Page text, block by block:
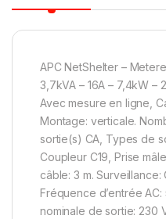
APC NetShelter –
3,7kVA – 16A – 7,4kW –
Avec mesure en ligne,
Montage: verticale.
sortie(s) CA, Types de
Coupleur C19, Prise
câble: 3 m.
Fréquence d’entrée
nominale de sortie: 230